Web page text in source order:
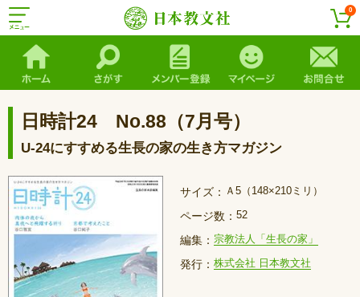
0
日時計24 No.88（7月号）
U-24にすすめる生長の家の生き方マガジン
サイズ： Ａ5（148×210ミリ）
ページ数： 52
編集： 宗教法人「生長の家」
発行： 株式会社 日本教文社